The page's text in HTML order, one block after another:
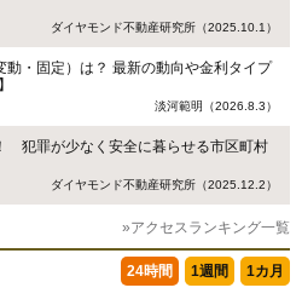
ダイヤモンド不動産研究所（2025.10.1）
動・固定）は？ 最新の動向や金利タイプ
淡河範明（2026.8.3）
犯罪が少なく安全に暮らせる市区町村
ダイヤモンド不動産研究所（2025.12.2）
»アクセスランキング一覧
24時間 1週間 1カ月